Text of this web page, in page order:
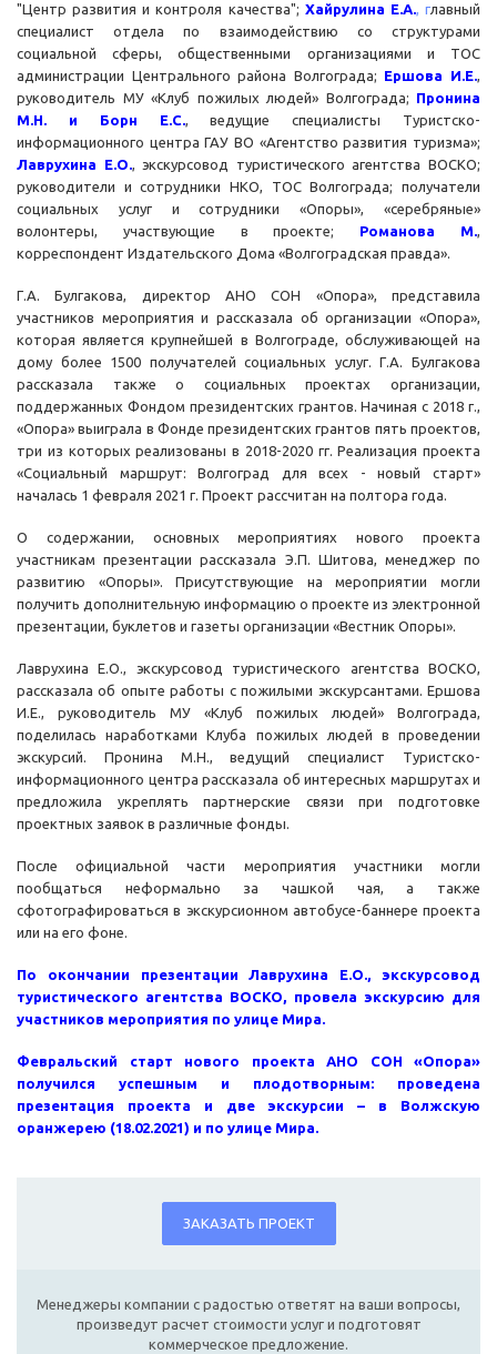
"Центр развития и контроля качества"; Хайрулина Е.А., главный
специалист отдела по взаимодействию со структурами
социальной сферы, общественными организациями и ТОС
администрации Центрального района Волгограда; Ершова И.Е.,
руководитель МУ «Клуб пожилых людей» Волгограда; Пронина
М.Н. и Борн Е.С., ведущие специалисты Туристско-
информационного центра ГАУ ВО «Агентство развития туризма»;
Лаврухина Е.О., экскурсовод туристического агентства ВОСКО;
руководители и сотрудники НКО, ТОС Волгограда; получатели
социальных услуг и сотрудники «Опоры», «серебряные»
волонтеры, участвующие в проекте; Романова М.,
корреспондент Издательского Дома «Волгоградская правда».
Г.А. Булгакова, директор АНО СОН «Опора», представила
участников мероприятия и рассказала об организации «Опора»,
которая является крупнейшей в Волгограде, обслуживающей на
дому более 1500 получателей социальных услуг. Г.А. Булгакова
рассказала также о социальных проектах организации,
поддержанных Фондом президентских грантов. Начиная с 2018 г.,
«Опора» выиграла в Фонде президентских грантов пять проектов,
три из которых реализованы в 2018-2020 гг. Реализация проекта
«Социальный маршрут: Волгоград для всех - новый старт»
началась 1 февраля 2021 г. Проект рассчитан на полтора года.
О содержании, основных мероприятиях нового проекта
участникам презентации рассказала Э.П. Шитова, менеджер по
развитию «Опоры». Присутствующие на мероприятии могли
получить дополнительную информацию о проекте из электронной
презентации, буклетов и газеты организации «Вестник Опоры».
Лаврухина Е.О., экскурсовод туристического агентства ВОСКО,
рассказала об опыте работы с пожилыми экскурсантами. Ершова
И.Е., руководитель МУ «Клуб пожилых людей» Волгограда,
поделилась наработками Клуба пожилых людей в проведении
экскурсий. Пронина М.Н., ведущий специалист Туристско-
информационного центра рассказала об интересных маршрутах и
предложила укреплять партнерские связи при подготовке
проектных заявок в различные фонды.
После официальной части мероприятия участники могли
пообщаться неформально за чашкой чая, а также
сфотографироваться в экскурсионном автобусе-баннере проекта
или на его фоне.
По окончании презентации Лаврухина Е.О., экскурсовод
туристического агентства ВОСКО, провела экскурсию для
участников мероприятия по улице Мира.
Февральский старт нового проекта АНО СОН «Опора»
получился успешным и плодотворным: проведена
презентация проекта и две экскурсии – в Волжскую
оранжерею (18.02.2021) и по улице Мира.
ЗАКАЗАТЬ ПРОЕКТ
Менеджеры компании с радостью ответят на ваши вопросы,
произведут расчет стоимости услуг и подготовят
коммерческое предложение.